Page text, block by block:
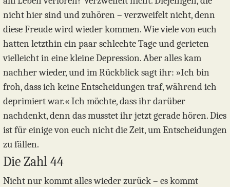
nicht hier sind und zuhören – verzweifelt nicht, denn
diese Freude wird wieder kommen. Wie viele von euch
hatten letzthin ein paar schlechte Tage und gerieten
vielleicht in eine kleine Depression. Aber alles kam
nachher wieder, und im Rückblick sagt ihr: »Ich bin
froh, dass ich keine Entscheidungen traf, während ich
deprimiert war.« Ich möchte, dass ihr darüber
nachdenkt, denn das musstet ihr jetzt gerade hören. Dies
ist für einige von euch nicht die Zeit, um Entscheidungen
zu fällen.
Die Zahl 44
Nicht nur kommt alles wieder zurück – es kommt